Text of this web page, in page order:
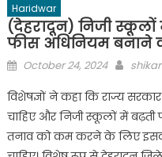
Haridwar
(देहरादून) निजी
फीस अधिनियम बनाने
Posted
October 24, 2024
विशेषज्ञों ने कहा कि राज्य
चाहिए और निजी स्कूलों में बढ़ती
तनाव को कम करने के लिए